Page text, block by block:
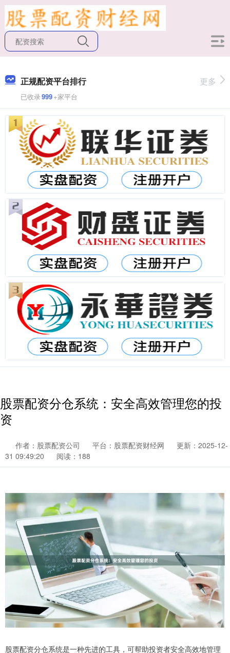
正规配资平台排行
已收录999+家平台
更多
股票配资分仓系统：安全高效管理您的投
资
作者：股票配资公司 平台：股票配资财经网
更新：2025-12-
31 09:49:20
阅读：188
股票配资分仓系统是一种先进的工具，可帮助投资者安全高效地管理